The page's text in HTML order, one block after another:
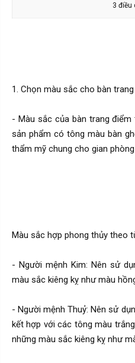
3 điều
1. Chọn màu sắc cho bàn
- Màu sắc của bàn trang
sản phẩm có tông màu bàn
thẩm mỹ chung cho gian
Màu sắc hợp phong thủy theo
- Người mệnh Kim: Nên sử
màu sắc kiêng kỵ như màu
- Người mệnh Thuỷ: Nên sử
kết hợp với các tông màu
những màu sắc kiêng kỵ như